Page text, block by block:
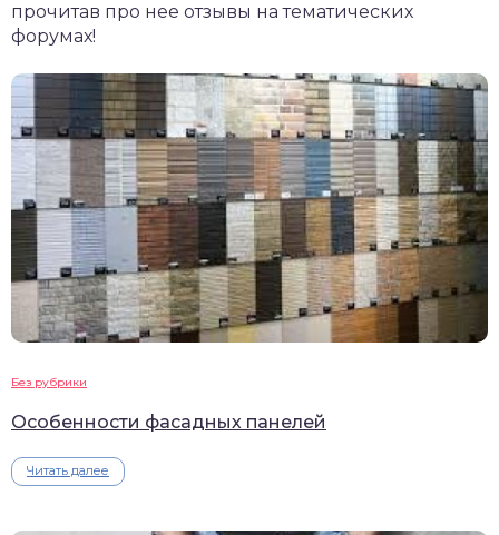
прочитав про нее отзывы на тематических
форумах!
Без рубрики
Особенности фасадных панелей
Читать далее